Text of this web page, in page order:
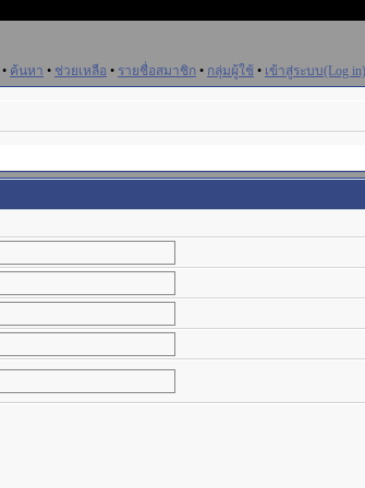
• ค้นหา • ช่วยเหลือ • รายชื่อสมาชิก • กลุ่มผู้ใช้ • เข้าสู่ระบบ(Log in)